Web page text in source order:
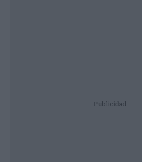
Publicidad